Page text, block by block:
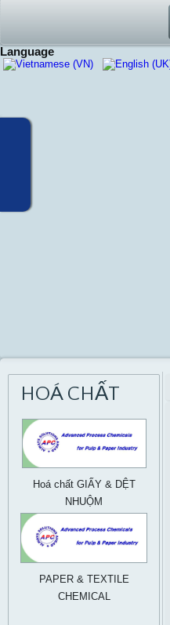
Language
HOÁ CHẤT
Hoá chất GIẤY & DỆT
NHUỘM
PAPER & TEXTILE
CHEMICAL